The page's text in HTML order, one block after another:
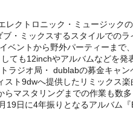
クトロニック・ミュージック
・ミックスするスタイルでの
ベントから野外パーティーまで
ても12inchやアルバムなどを発
ラジオ局・ dublabの募金キャ
ト9dwへ提供したリミックス
マスタリングまでの作業も数
日に4年振りとなるアルバム